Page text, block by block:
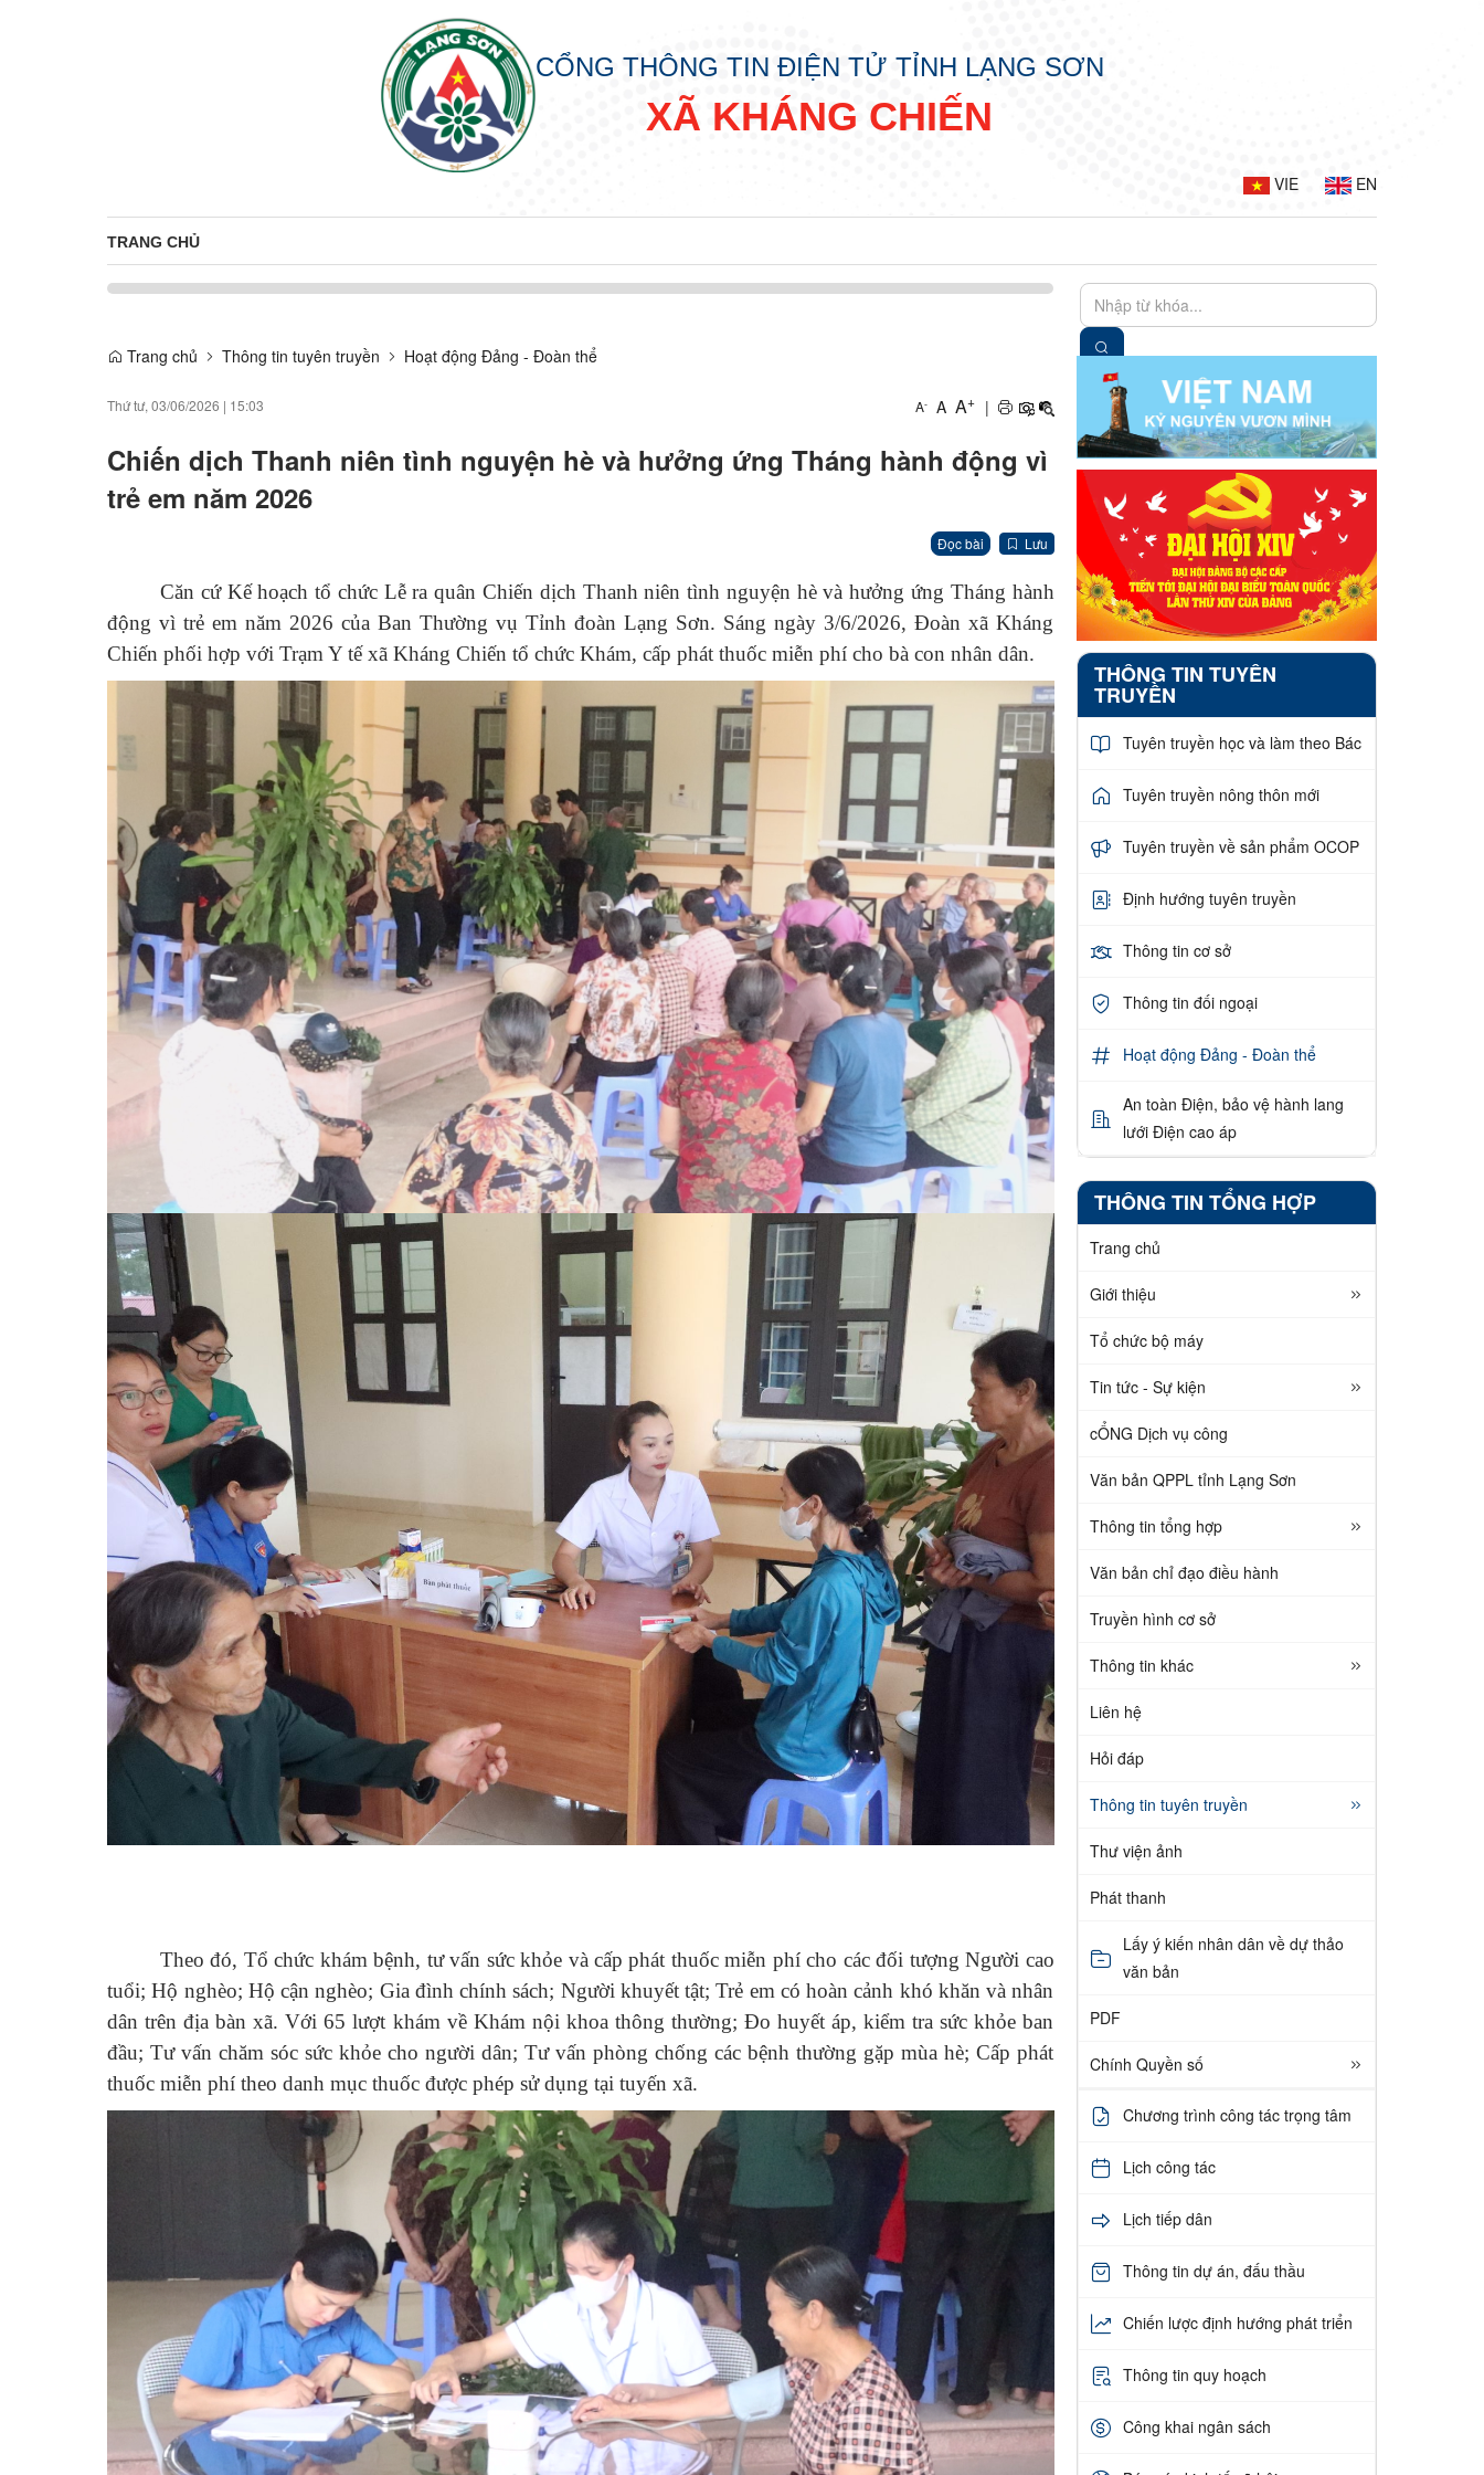
CỔNG THÔNG TIN ĐIỆN TỬ TỈNH LẠNG SƠN
XÃ KHÁNG CHIẾN
VIE EN
TRANG CHỦ
Trang chủ Thông tin tuyên truyền Hoạt động Đảng - Đoàn thể
Thứ tư, 03/06/2026 | 15:03 A- A A+ |
Chiến dịch Thanh niên tình nguyện hè và hưởng ứng Tháng hành động vì
trẻ em năm 2026
Đọc bài Lưu
Căn cứ Kế hoạch tổ chức Lễ ra quân Chiến dịch Thanh niên tình nguyện hè và hưởng ứng Tháng hành
động vì trẻ em năm 2026 của Ban Thường vụ Tỉnh đoàn Lạng Sơn. Sáng ngày 3/6/2026, Đoàn xã Kháng
Chiến phối hợp với Trạm Y tế xã Kháng Chiến tổ chức Khám, cấp phát thuốc miễn phí cho bà con nhân dân.
Theo đó, Tổ chức khám bệnh, tư vấn sức khỏe và cấp phát thuốc miễn phí cho các đối tượng Người cao
tuổi; Hộ nghèo; Hộ cận nghèo; Gia đình chính sách; Người khuyết tật; Trẻ em có hoàn cảnh khó khăn và nhân
dân trên địa bàn xã. Với 65 lượt khám về Khám nội khoa thông thường; Đo huyết áp, kiểm tra sức khỏe ban
đầu; Tư vấn chăm sóc sức khỏe cho người dân; Tư vấn phòng chống các bệnh thường gặp mùa hè; Cấp phát
thuốc miễn phí theo danh mục thuốc được phép sử dụng tại tuyến xã.
THÔNG TIN TUYÊN
TRUYỀN
Tuyên truyền học và làm theo Bác
Tuyên truyền nông thôn mới
Tuyên truyền về sản phẩm OCOP
Định hướng tuyên truyền
Thông tin cơ sở
Thông tin đối ngoại
Hoạt động Đảng - Đoàn thể
An toàn Điện, bảo vệ hành lang
lưới Điện cao áp
THÔNG TIN TỔNG HỢP
Trang chủ
Giới thiệu
Tổ chức bộ máy
Tin tức - Sự kiện
cỔNG Dịch vụ công
Văn bản QPPL tỉnh Lạng Sơn
Thông tin tổng hợp
Văn bản chỉ đạo điều hành
Truyền hình cơ sở
Thông tin khác
Liên hệ
Hỏi đáp
Thông tin tuyên truyền
Thư viện ảnh
Phát thanh
Lấy ý kiến nhân dân về dự thảo
văn bản
PDF
Chính Quyền số
Chương trình công tác trọng tâm
Lịch công tác
Lịch tiếp dân
Thông tin dự án, đấu thầu
Chiến lược định hướng phát triển
Thông tin quy hoạch
Công khai ngân sách